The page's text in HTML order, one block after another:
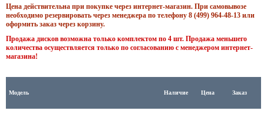
Цена действительна при покупке через интернет-магазин. При самовывозе
необходимо резервировать через менеджера по телефону 8 (499) 964-48-13 или
оформить заказ через корзину.
Продажа дисков возможна только комплектом по 4 шт. Продажа меньшего
количества осуществляется только по согласованию с менеджером интернет-
магазина!
Модель Наличие Цена Заказ